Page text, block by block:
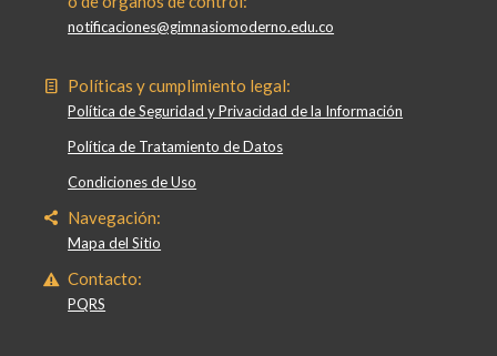
notificaciones@gimnasiomoderno.edu.co
Políticas y cumplimiento legal:
Política de Seguridad y Privacidad de la Información
Política de Tratamiento de Datos
Condiciones de Uso
Navegación:
Mapa del Sitio
Contacto:
PQRS